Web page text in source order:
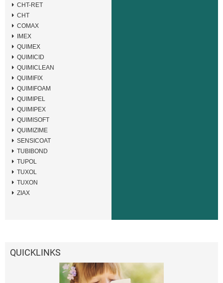
CHT-RET
CHT
COMAX
IMEX
QUIMEX
QUIMICID
QUIMICLEAN
QUIMIFIX
QUIMIFOAM
QUIMIPEL
QUIMIPEX
QUIMISOFT
QUIMIZIME
SENSICOAT
TUBIBOND
TUPOL
TUXOL
TUXON
ZIAX
QUICKLINKS